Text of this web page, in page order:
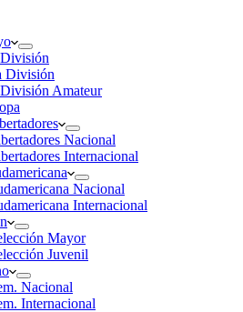
División
Amateur
Nacional
Internacional
Nacional
Internacional
Mayor
Juvenil
Nacional
Internacional